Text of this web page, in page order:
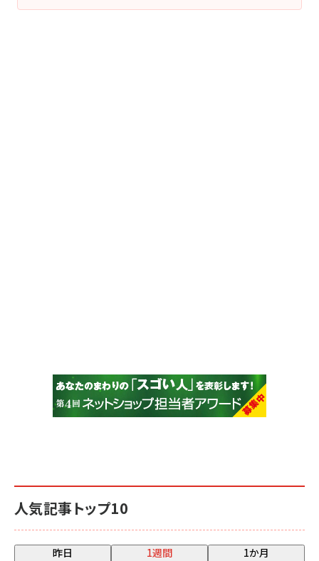
人気記事トップ10
昨日 1週間 1か月